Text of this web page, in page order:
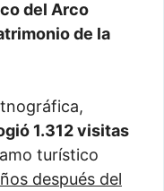
del Arco
de la
1.312 visitas
turístico
después del